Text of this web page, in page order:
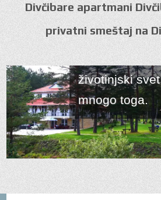
Divčibare apartmani
privatni smeštaj na
položaj, kako
Divčibare,
životinjski
mnogo toga.